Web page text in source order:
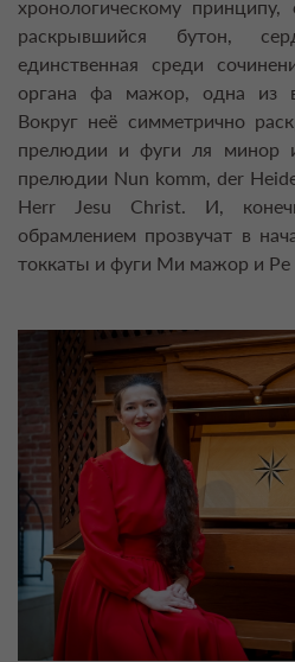
хронологическому
раскрывшийся бутон,
единственная среди
органа фа мажор, одна из
Вокруг неё симметрично
прелюдии и фуги ля минор
прелюдии Nun komm, der
Herr Jesu Christ. И,
обрамлением прозвучат в
токкаты и фуги Ми мажор и Ре